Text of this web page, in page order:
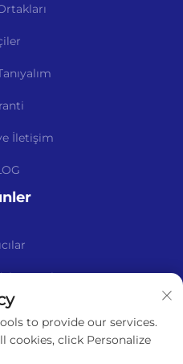
İletişim
Parçalar
olun
to provide our services.
cookies, click Personalize